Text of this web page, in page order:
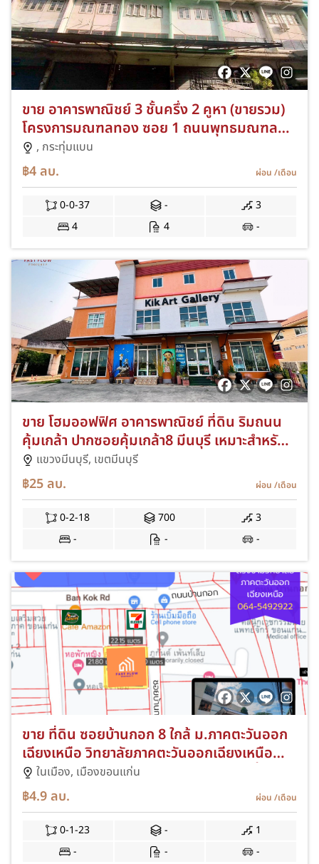
ขาย อาคารพาณิชย์ 3 ชั้นครึ่ง 2 คูหา (ขายรวม)
โครงการมณฑลทอง ซอย 1 ถนนพุทธมณฑล
สาย 4
, กระทุ่มแบน
฿4ลบ. ผ่อน /เดือน
0-0-37 -
3
4
4 -
ขาย โฮมออฟฟิศ อาคารพาณิชย์ ที่ดิน ริมถนน
คุ้มเกล้า ปากซอยคุ้มเกล้า8 มีนบุรี เหมาะสำหรับ
ทำสำนักงาน Home Office โชว์รูมแสดงสินค้า
Hostel
แขวงมีนบุรี, เขตมีนบุรี
฿25ลบ. ผ่อน /เดือน
0-2-18 700
3
-
- -
ขาย ที่ดิน ซอยบ้านกอก 8 ใกล้ ม.ภาคตะวันออก
เฉียงเหนือ วิทยาลัยภาคตะวันออกเฉียงเหนือ
ใกล้ถนนมิตรภาพ ขอนแก่น พร้อมอาคารชั้น
เดียว เหมาะสำหรับสร้างบ้าน หอพักขนาดเล็ก
หรืออาคารพาณิชย์
ในเมือง, เมืองขอนแก่น
฿4.9ลบ. ผ่อน /เดือน
0-1-23 -
1
-
- -